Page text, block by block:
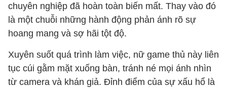
chuyên nghiệp đã hoàn toàn biến mất. Thay vào đó
là một chuỗi những hành động phản ánh rõ sự
hoang mang và sợ hãi tột độ.
Xuyên suốt quá trình làm việc, nữ game thủ này liên
tục cúi gằm mặt xuống bàn, tránh né mọi ánh nhìn
từ camera và khán giả. Đỉnh điểm của sự xấu hổ là